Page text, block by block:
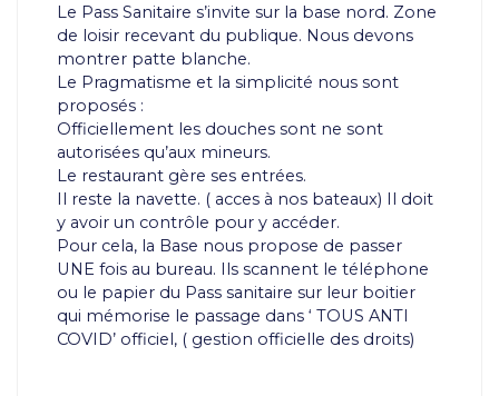
Le Pass Sanitaire s’invite sur la base nord. Zone
de loisir recevant du publique. Nous devons
montrer patte blanche.
Le Pragmatisme et la simplicité nous sont
proposés :
Officiellement les douches sont ne sont
autorisées qu’aux mineurs.
Le restaurant gère ses entrées.
Il reste la navette. ( acces à nos bateaux) Il doit
y avoir un contrôle pour y accéder.
Pour cela, la Base nous propose de passer
UNE fois au bureau. Ils scannent le téléphone
ou le papier du Pass sanitaire sur leur boitier
qui mémorise le passage dans ‘ TOUS ANTI
COVID’ officiel, ( gestion officielle des droits)